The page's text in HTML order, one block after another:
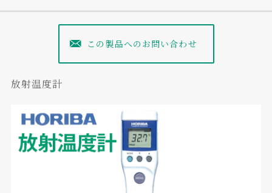
この製品へのお問い合わせ
放射温度計